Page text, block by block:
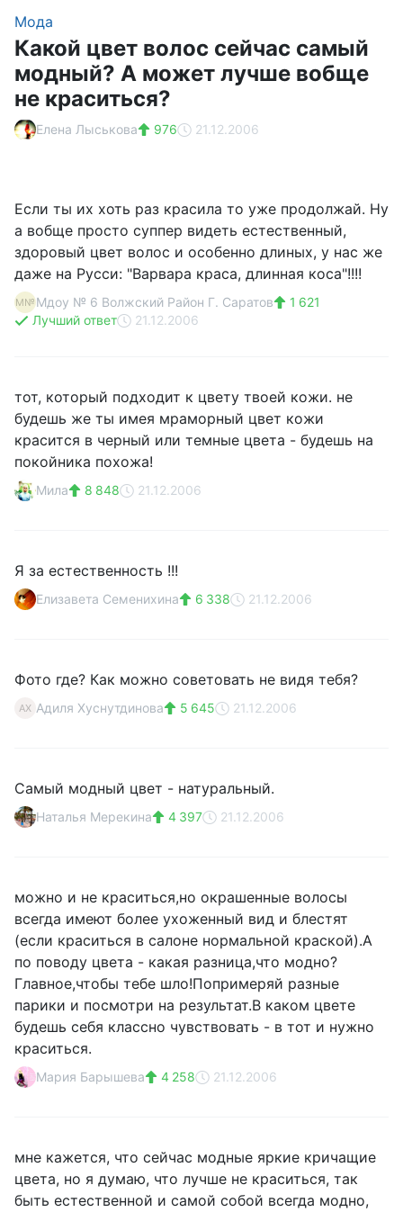
Мода
Какой цвет волос сейчас самый
модный? А может лучше вобще
не краситься?
Елена Лыськова 976 21.12.2006
Если ты их хоть раз красила то уже продолжай. Ну
а вобще просто суппер видеть естественный,
здоровый цвет волос и особенно длиных, у нас же
даже на Русси: "Варвара краса, длинная коса"!!!!
М№ Мдоу № 6 Волжский Район Г. Саратов
1 621
Лучший ответ
21.12.2006
тот, который подходит к цвету твоей кожи. не
будешь же ты имея мраморный цвет кожи
красится в черный или темные цвета - будешь на
покойника похожа!
Мила 8 848 21.12.2006
Я за естественность !!!
Елизавета Семенихина 6 338 21.12.2006
Фото где? Как можно советовать не видя тебя?
АХ Адиля Хуснутдинова 5 645 21.12.2006
Самый модный цвет - натуральный.
Наталья Мерекина 4 397 21.12.2006
можно и не краситься,но окрашенные волосы
всегда имеют более ухоженный вид и блестят
(если краситься в салоне нормальной краской).А
по поводу цвета - какая разница,что модно?
Главное,чтобы тебе шло!Попримеряй разные
парики и посмотри на результат.В каком цвете
будешь себя классно чувствовать - в тот и нужно
краситься.
Мария Барышева 4 258 21.12.2006
мне кажется, что сейчас модные яркие кричащие
цвета, но я думаю, что лучше не краситься, так
быть естественной и самой собой всегда модно,